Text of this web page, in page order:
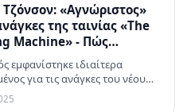
Τζόνσον: «Αγνώριστος»
της ταινίας «The
Machine» - Πώς
οι θαυμαστές του
εμφανίστηκε ιδιαίτερα
για τις ανάγκες του νέου